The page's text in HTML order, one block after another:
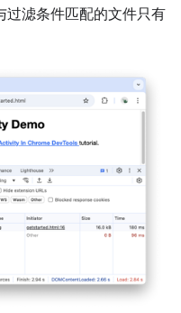
过滤条件匹配的文件只有